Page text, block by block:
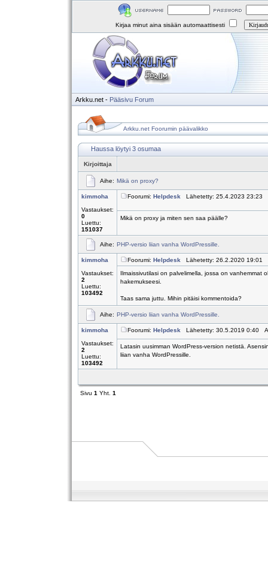
Kirjaa minut aina sisään automaattisesti
Arkku.net - Pääsivu Forum
Arkku.net Foorumin päävalikko
Haussa löytyi 3 osumaa
Kirjoittaja
Aihe: Mikä on proxy?
kimmoha
Vastaukset:
0
Luettu:
151037
Foorumi: Helpdesk Lähetetty: 25.4.2023 23:23
Mikä on proxy ja miten sen saa päälle?
Aihe: PHP-versio liian vanha WordPressille.
kimmoha
Vastaukset:
2
Luettu:
103492
Foorumi: Helpdesk Lähetetty: 26.2.2020 19:01
Ilmaissivutilasi on palvelimella, jossa on vanhemmat
hakemukseesi.
Taas sama juttu. Mihin pitäisi kommentoida?
Aihe: PHP-versio liian vanha WordPressille.
kimmoha
Vastaukset:
2
Luettu:
103492
Foorumi: Helpdesk Lähetetty: 30.5.2019 0:40
Latasin uusimman WordPress-version netistä.
liian vanha WordPressille.
Sivu 1 Yht. 1